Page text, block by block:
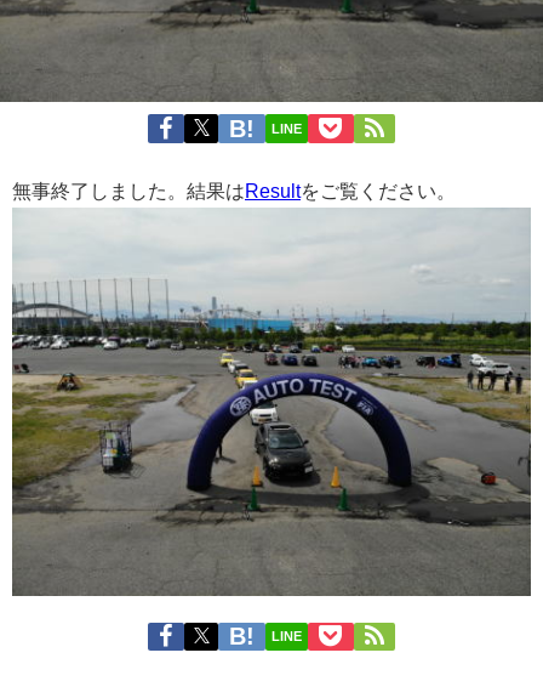
LINE
無事終了しました。 結果はResultをご覧ください。
LINE